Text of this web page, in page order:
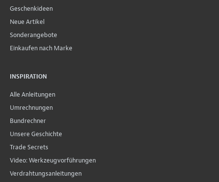
Geschenkideen
Neue Artikel
Sonderangebote
Einkaufen nach Marke
INSPIRATION
Alle Anleitungen
Umrechnungen
Bundrechner
Unsere Geschichte
Trade Secrets
Video: Werkzeugvorführungen
Verdrahtungsanleitungen